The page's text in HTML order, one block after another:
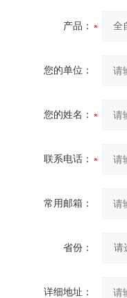
产品：
您的单位：
您的姓名：
联系电话：
常用邮箱：
省份：
详细地址：